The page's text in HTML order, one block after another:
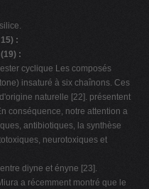
:
:
cyclique Les composés
insaturé à six chaînons. Ces
naturelle [22]. présentent
conséquence, notre attention a
antibiotiques, la synthèse
neurotoxiques et
diyne et ényne [23].
a récemment montré que le